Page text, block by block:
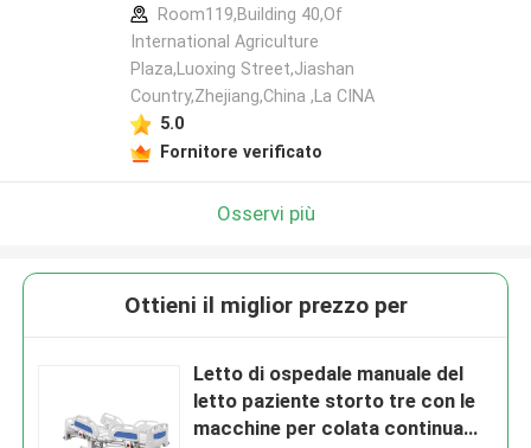
Room119,Building 40,Of
International Agriculture
Plaza,Luoxing Street,Jiashan
Country,Zhejiang,China ,La CINA
5.0
Fornitore verificato
Osservi più
Ottieni il miglior prezzo per
Letto di ospedale manuale del
letto paziente storto tre con le
macchine per colata continua